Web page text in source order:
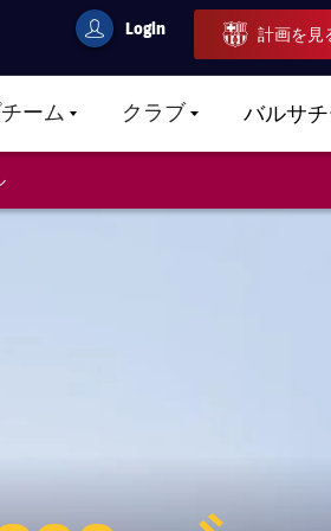
userCulers
Login 計画を見
ーム
LABEL.ARIA.CARETDOWN
クラブLABEL.ARIA.CARETDOWN
バルサ